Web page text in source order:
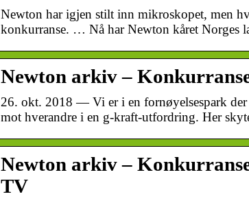
Newton har igjen stilt inn mikroskopet, men
konkurranse. … Nå har Newton kåret Norges
Newton arkiv –
26. okt. 2018 — Vi er i en fornøyelsespark
mot hverandre i en g-kraft-utfordring. Her
Newton arkiv –
TV